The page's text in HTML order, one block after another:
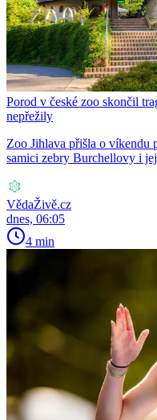
Porod v české zoo skončil
nepřežily
Zoo Jihlava přišla o víkendu
samici zebry Burchellovy i
VědaŽivě.cz
dnes, 06:05
4 min